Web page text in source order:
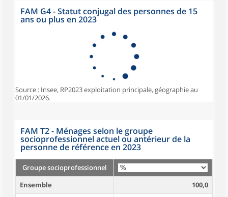
FAM G4 - Statut conjugal des personnes de 15
ans ou plus en 2023
Source : Insee, RP2023 exploitation principale, géographie au
01/01/2026.
FAM T2 - Ménages selon le groupe
socioprofessionnel actuel ou antérieur de la
personne de référence en 2023
Groupe socioprofessionnel
Ensemble
100,0